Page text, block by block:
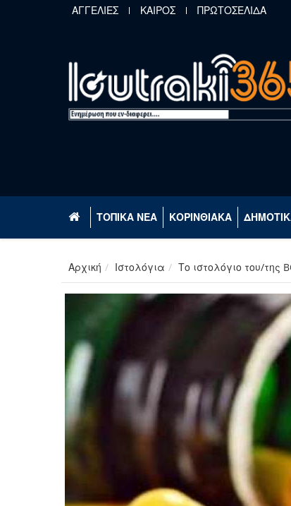
Παράκαμψη προς το κυρίως περιεχόμενο
ΑΓΓΕΛΙΕΣ ΚΑΙΡΟΣ ΠΡΩΤΟΣΕΛΙΔΑ
ΤΟΠΙΚΑ ΝΕΑ ΚΟΡΙΝΘΙΑΚΑ
Αρχική Ιστολόγια Το ιστολόγιο του/της